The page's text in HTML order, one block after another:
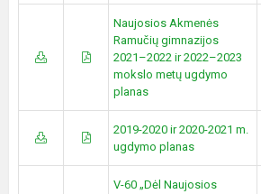
Naujosios Akmenės
Ramučių gimnazijos
2021–2022 ir 2022–2023
mokslo metų ugdymo
planas
2019-2020 ir 2020-2021 m.
ugdymo planas
V-60 „Dėl Naujosios